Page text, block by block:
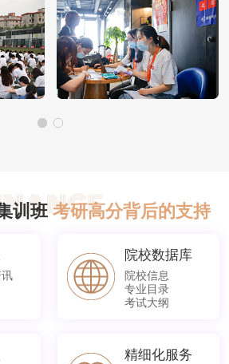
训班考研高分背后的支持
院校数据库
院校信息
专业目录
考试大纲
精细化服务